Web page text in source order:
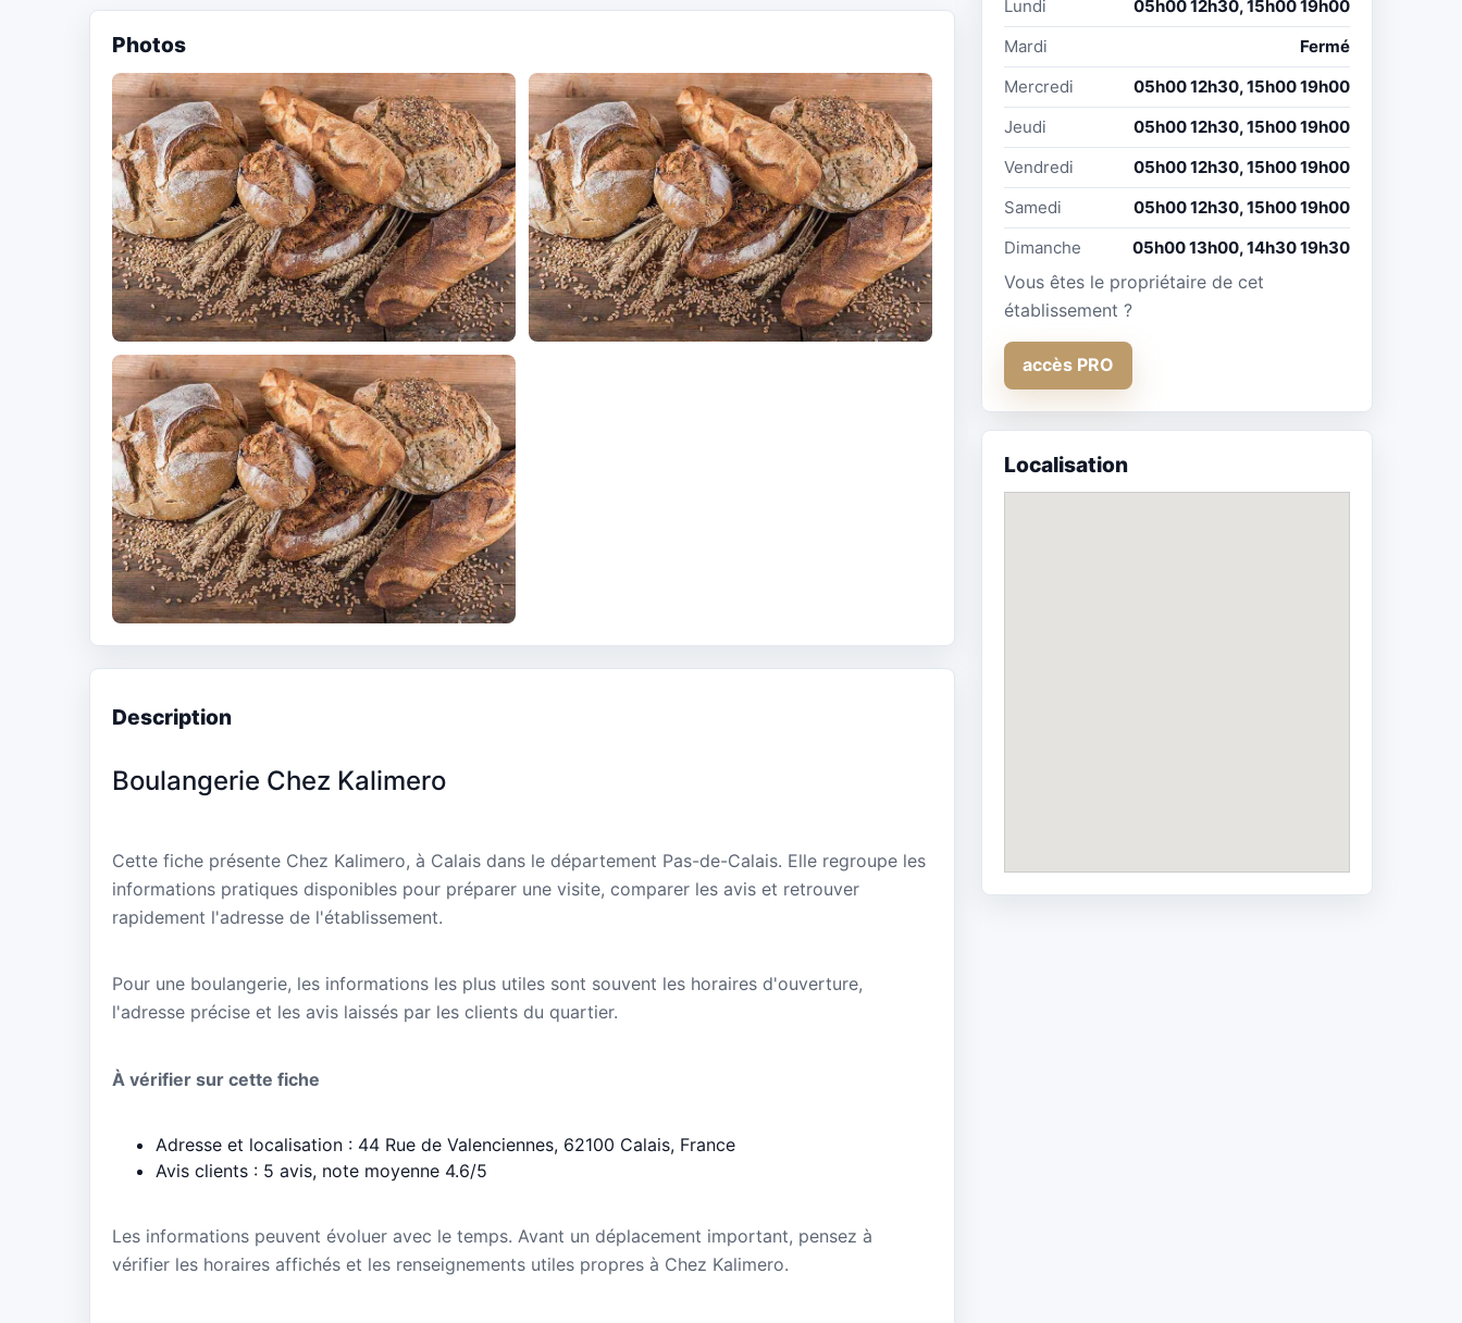
Photos
Description
Boulangerie Chez Kalimero
Cette fiche présente Chez Kalimero, à Calais dans le département Pas-de-Calais. Elle regroupe les
informations pratiques disponibles pour préparer une visite, comparer les avis et retrouver
rapidement l'adresse de l'établissement.
Pour une boulangerie, les informations les plus utiles sont souvent les horaires d'ouverture,
l'adresse précise et les avis laissés par les clients du quartier.
À vérifier sur cette fiche
Adresse et localisation : 44 Rue de Valenciennes, 62100 Calais, France
Avis clients : 5 avis, note moyenne 4.6/5
Les informations peuvent évoluer avec le temps. Avant un déplacement important, pensez à
vérifier les horaires affichés et les renseignements utiles propres à Chez Kalimero.
Lundi
05h00 12h30, 15h00 19h00
Mardi
Fermé
Mercredi
05h00 12h30, 15h00 19h00
Jeudi
05h00 12h30, 15h00 19h00
Vendredi
05h00 12h30, 15h00 19h00
Samedi
05h00 12h30, 15h00 19h00
Dimanche
05h00 13h00, 14h30 19h30
Vous êtes le propriétaire de cet
établissement ?
accès PRO
Localisation